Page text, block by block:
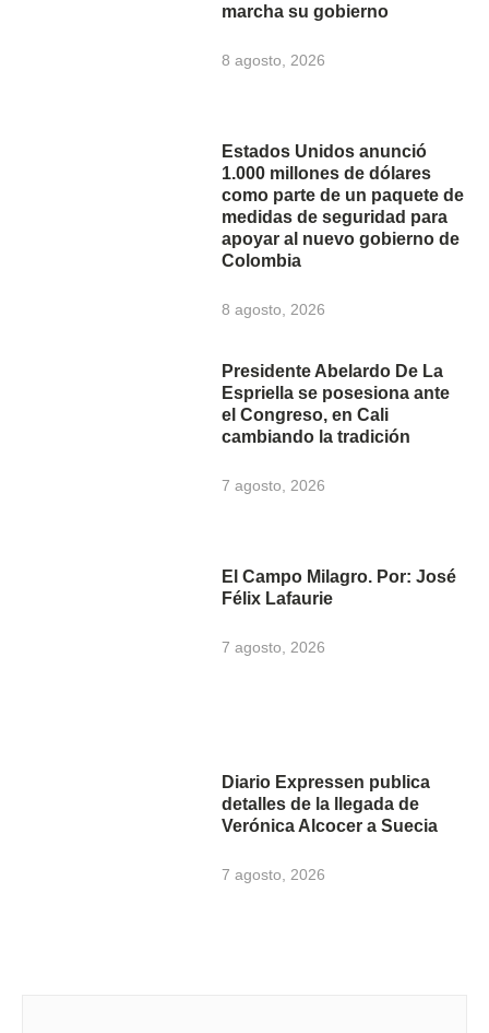
marcha su gobierno
8 agosto, 2026
Estados Unidos anunció
1.000 millones de dólares
como parte de un paquete de
medidas de seguridad para
apoyar al nuevo gobierno de
Colombia
8 agosto, 2026
Presidente Abelardo De La
Espriella se posesiona ante
el Congreso, en Cali
cambiando la tradición
7 agosto, 2026
El Campo Milagro. Por: José
Félix Lafaurie
7 agosto, 2026
Diario Expressen publica
detalles de la llegada de
Verónica Alcocer a Suecia
7 agosto, 2026